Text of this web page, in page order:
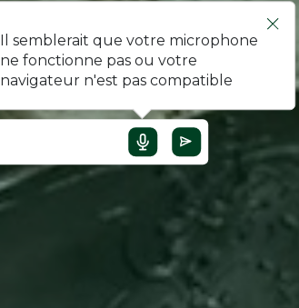
Il semblerait que votre microphone
ne fonctionne pas ou votre
navigateur n'est pas compatible